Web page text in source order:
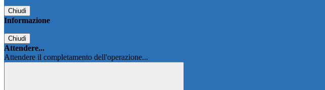
Chiudi
Informazione
Chiudi
Attendere...
Attendere il completamento dell'operazione...